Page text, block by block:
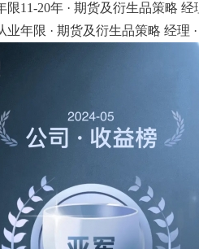
11-20年 · 期货及衍生品策略 经
年限 · 期货及衍生品策略 经理 ·